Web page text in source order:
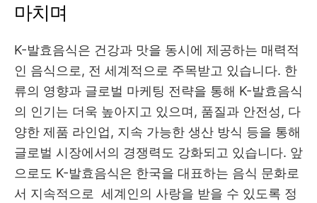
마치며
K-발효음식은 건강과 맛을 동시에 제공하는 매력적
인 음식으로, 전 세계적으로 주목받고 있습니다. 한
류의 영향과 글로벌 마케팅 전략을 통해 K-발효음식
의 인기는 더욱 높아지고 있으며, 품질과 안전성, 다
양한 제품 라인업, 지속 가능한 생산 방식 등을 통해
글로벌 시장에서의 경쟁력도 강화되고 있습니다. 앞
으로도 K-발효음식은 한국을 대표하는 음식 문화로
서 지속적으로 세계인의 사랑을 받을 수 있도록 정